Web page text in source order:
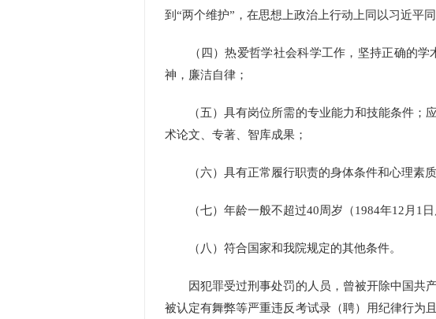
到“两个维护”，在思想上政治上行动上同以习近平
（四）热爱哲学社会科学工作，坚持正确的学
神，廉洁自律；
（五）具有岗位所需的专业能力和技能条件；应
术论文、专著、智库成果；
（六）具有正常履行职责的身体条件和心理素质
（七）年龄一般不超过40周岁（1984年12月1日
（八）符合国家和我院规定的其他条件。
因犯罪受过刑事处罚的人员，曾被开除中国共产
被认定有舞弊等严重违反考试录（聘）用纪律行为